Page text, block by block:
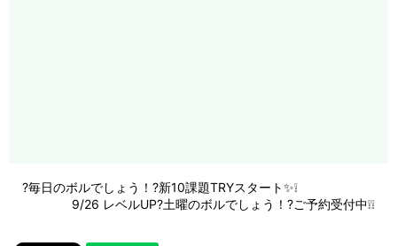
?毎日のボルでしょう！?新10課題TRYスタート✨❕
9/26 レベルUP?土曜のボルでしょう！?ご予約受付中❕❕